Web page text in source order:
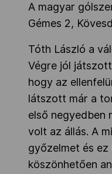
A magyar
Gémes 2,
Tóth László a
Végre jól
hogy az
látszott már a
első negyedben
volt az állás. A
győzelmet és
köszönhetően